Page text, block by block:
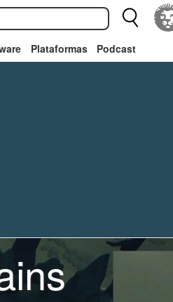
Plataformas Podcast